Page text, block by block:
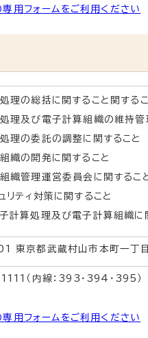
用フォームをご利用ください
理の総括に関すること関する
理及び電子計算組織の維持管
理の委託の調整に関すること
織の開発に関すること
織管理運営委員会に関するこ
リティ対策に関すること
計算処理及び電子計算組織に
東京都武蔵村山市本町一丁
（内線：393・394・395）
用フォームをご利用ください